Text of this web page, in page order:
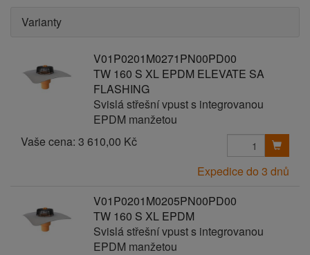
Varianty
V01P0201M0271PN00PD00
TW 160 S XL EPDM ELEVATE SA
FLASHING
Svislá střešní vpust s integrovanou
EPDM manžetou
Vaše cena: 3 610,00 Kč
Expedice do 3 dnů
V01P0201M0205PN00PD00
TW 160 S XL EPDM
Svislá střešní vpust s integrovanou
EPDM manžetou